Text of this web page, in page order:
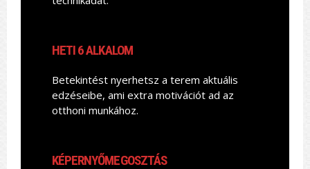
HETI 6 ALKALOM
Betekintést nyerhetsz a terem aktuális
edzéseibe, ami extra motivációt ad az
otthoni munkához.
KÉPERNYŐMEGOSZTÁS